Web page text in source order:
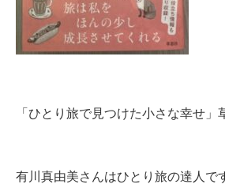
「ひとり旅で見つけた小さな幸せ」
有川真由美さんはひとり旅の達人で